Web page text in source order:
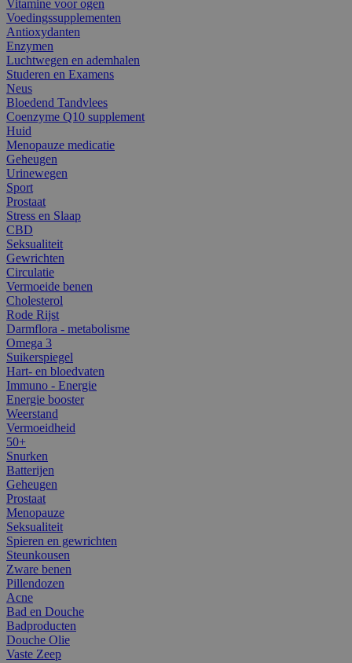
Vitamine voor ogen
Voedingssupplementen
Antioxydanten
Enzymen
Luchtwegen en ademhalen
Studeren en Examens
Neus
Bloedend Tandvlees
Coenzyme Q10 supplement
Huid
Menopauze medicatie
Geheugen
Urinewegen
Sport
Prostaat
Stress en Slaap
CBD
Seksualiteit
Gewrichten
Circulatie
Vermoeide benen
Cholesterol
Rode Rijst
Darmflora - metabolisme
Omega 3
Suikerspiegel
Hart- en bloedvaten
Immuno - Energie
Energie booster
Weerstand
Vermoeidheid
50+
Snurken
Batterijen
Geheugen
Prostaat
Menopauze
Seksualiteit
Spieren en gewrichten
Steunkousen
Zware benen
Pillendozen
Acne
Bad en Douche
Badproducten
Douche Olie
Vaste Zeep